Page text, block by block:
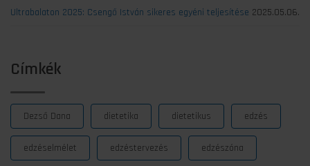
Ultrabalaton 2025: Csengő István sikeres egyéni teljesítése 2025.05.06.
Címkék
Dezső Dana dietetika dietetikus edzés
edzéselmélet edzéstervezés edzészóna